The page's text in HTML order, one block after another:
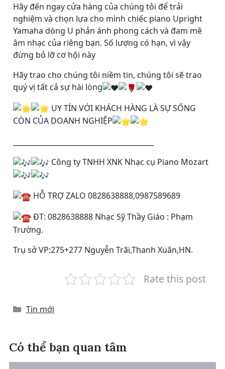
Hãy đến ngay cửa hàng của chúng tôi để trải
nghiệm và chọn lựa cho mình chiếc piano Upright
Yamaha dòng U phản ánh phong cách và đam mê
âm nhạc của riêng bạn. Số lượng có hạn, vì vậy
đừng bỏ lỡ cơ hội này
Hãy trao cho chúng tôi niềm tin, chúng tôi sẽ trao
quý vị tất cả sự hài lòng
UY TÍN VỚI KHÁCH HÀNG LÀ SỰ SỐNG
CÒN CỦA DOANH NGHIỆP
Công ty TNHH XNK Nhạc cụ Piano Mozart
HỖ TRỢ ZALO 0828638888,0987589689
ĐT: 0828638888 Nhạc Sỹ Thầy Giáo : Phạm
Trường.
Trụ sở VP:275+277 Nguyễn Trãi,Thanh Xuân,HN.
Rate this post
Categories
Tin mới
Có thể bạn quan tâm